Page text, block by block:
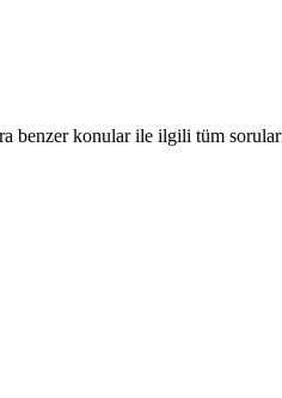
konular ile ilgili tüm